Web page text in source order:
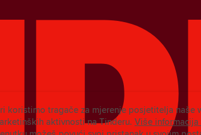
koristimo tragače za mjerenje posjetitelja naše
aktivnosti na Tinderu. Više